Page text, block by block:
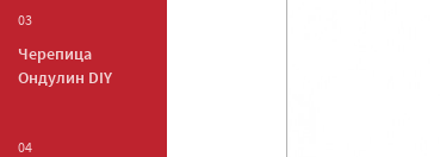
03
Черепица
Ондулин DIY
04